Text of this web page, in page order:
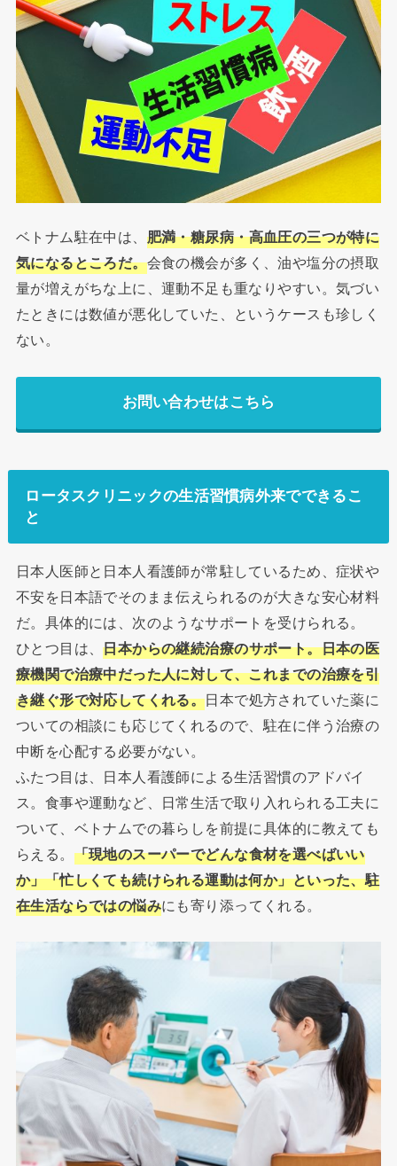
ベトナム駐在中は、 肥満・糖尿病・高血圧の三つが特に
気になるところだ。会食の機会が多く、油や塩分の摂取
量が増えがちな上に、運動不足も重なりやすい。気づい
たときには数値が悪化していた、というケースも珍しく
ない。
お問い合わせはこちら
ロータスクリニックの生活習慣病外来でできるこ
と
日本人医師と日本人看護師が常駐しているため、症状や
不安を日本語でそのまま伝えられるのが大きな安心材料
だ。具体的には、次のようなサポートを受けられる。
ひとつ目は、日本からの継続治療のサポート。日本の医
療機関で治療中だった人に対して、これまでの治療を引
き継ぐ形で対応してくれる。日本で処方されていた薬に
ついての相談にも応じてくれるので、駐在に伴う治療の
中断を心配する必要がない。
ふたつ目は、日本人看護師による生活習慣のアドバイ
ス。食事や運動など、日常生活で取り入れられる工夫に
ついて、ベトナムでの暮らしを前提に具体的に教えても
らえる。 「現地のスーパーでどんな食材を選べばいい
か」「忙しくても続けられる運動は何か」といった、駐
在生活ならではの悩みにも寄り添ってくれる。